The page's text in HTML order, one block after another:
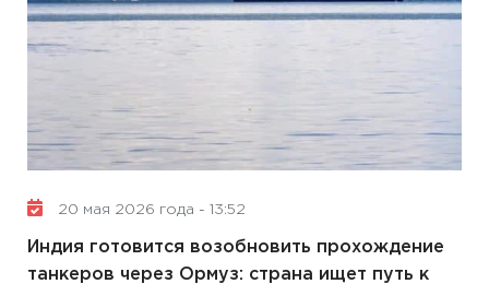
20 мая 2026 года - 13:52
Индия готовится возобновить прохождение
танкеров через Ормуз: страна ищет путь к